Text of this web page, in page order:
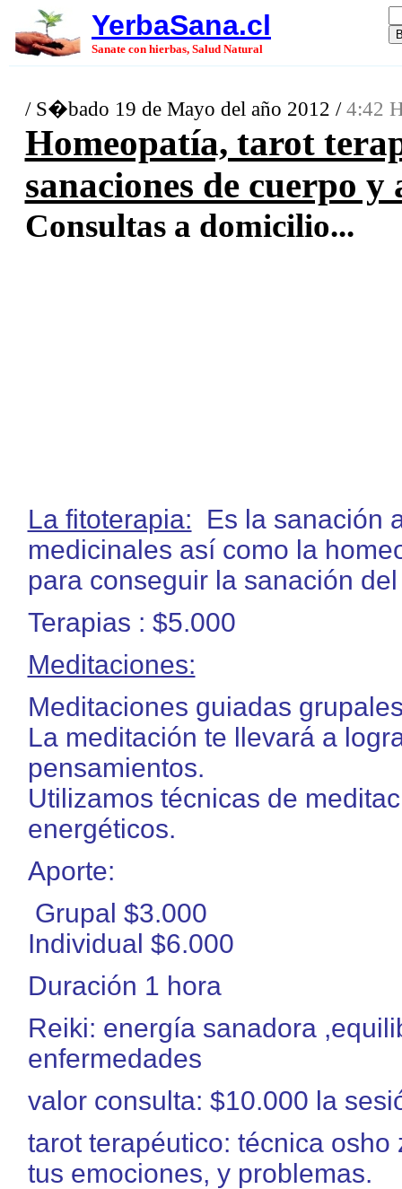
YerbaSana.cl
Sanate con hierbas, Salud Natural
/ S�bado 19 de Mayo del año 2012 /4:42
Homeopatía, tarot
sanaciones de cuerpo
Consultas a domicilio...
La fitoterapia: Es la sanación
medicinales así como la
para conseguir la sanación
Terapias : $5.000
Meditaciones:
Meditaciones guiadas
La meditación te llevará a
pensamientos.
Utilizamos técnicas de
energéticos.
Aporte:
Grupal $3.000
Individual $6.000
Duración 1 hora
Reiki: energía sanadora
enfermedades
valor consulta: $10.000 la
tarot terapéutico: técnica
tus emociones, y problemas.